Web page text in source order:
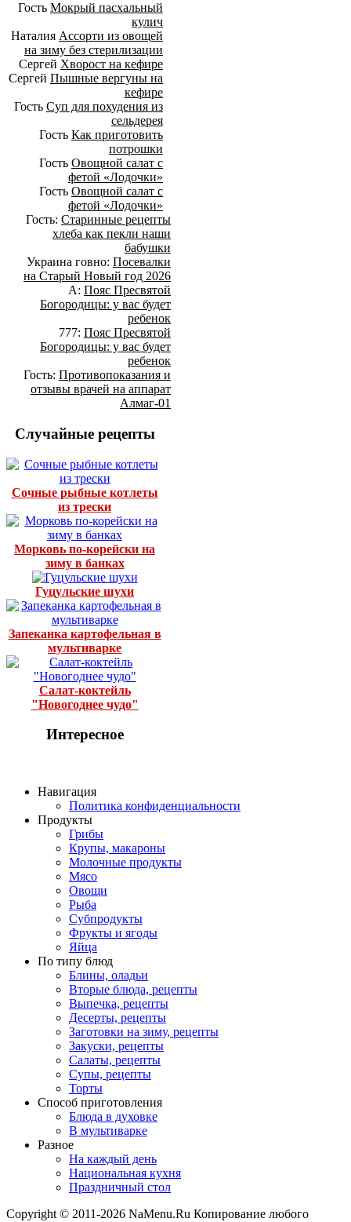
Гость Мокрый пасхальный
кулич
Наталия Ассорти из овощей
на зиму без стерилизации
Сергей Хворост на кефире
Сергей Пышные вергуны на
кефире
Гость Суп для похудения из
сельдерея
Гость Как приготовить
потрошки
Гость Овощной салат с
фетой «Лодочки»
Гость Овощной салат с
фетой «Лодочки»
Гость: Старинные рецепты
хлеба как пекли наши
бабушки
Украина говно: Посевалки
на Старый Новый год 2026
А: Пояс Пресвятой
Богородицы: у вас будет
ребенок
777: Пояс Пресвятой
Богородицы: у вас будет
ребенок
Гость: Противопоказания и
отзывы врачей на аппарат
Алмаг-01
Случайные рецепты
Сочные рыбные котлеты
из трески
Морковь по-корейски на
зиму в банках
Гуцульские шухи
Запеканка картофельная в
мультиварке
Салат-коктейль
"Новогоднее чудо"
Интересное
Навигация
Политика конфиденциальности
Продукты
Грибы
Крупы, макароны
Молочные продукты
Мясо
Овощи
Рыба
Субпродукты
Фрукты и ягоды
Яйца
По типу блюд
Блины, оладьи
Вторые блюда, рецепты
Выпечка, рецепты
Десерты, рецепты
Заготовки на зиму, рецепты
Закуски, рецепты
Салаты, рецепты
Супы, рецепты
Торты
Способ приготовления
Блюда в духовке
В мультиварке
Разное
На каждый день
Национальная кухня
Праздничный стол
Copyright © 2011-2026 NaMenu.Ru Копирование любого